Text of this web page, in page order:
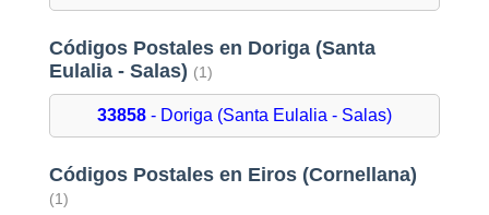
Códigos Postales en Doriga (Santa
Eulalia - Salas) (1)
33858- Doriga (Santa Eulalia - Salas)
Códigos Postales en Eiros (Cornellana)
(1)